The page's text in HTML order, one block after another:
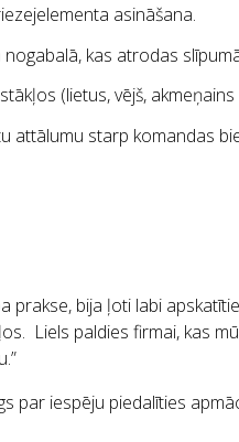
asināšana.
kas atrodas
(lietus, vējš, akmeņains
starp komandas
prakse, bija ļoti labi
Liels paldies firmai, kas
par iespēju piedalīties